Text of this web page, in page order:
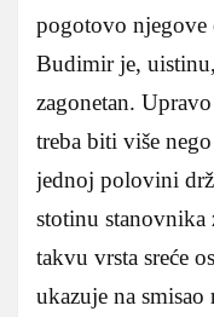
pogotovo njegove
Budimir je,
zagonetan.
treba biti više
jednoj polovini
stotinu
takvu vrsta sreće
ukazuje na